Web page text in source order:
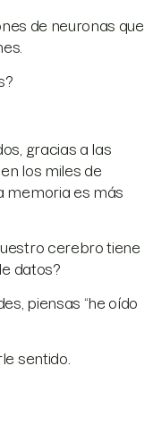
de neuronas que
gracias a las
los miles de
memoria es más
cerebro tiene
datos?
piensas “he oído
sentido.